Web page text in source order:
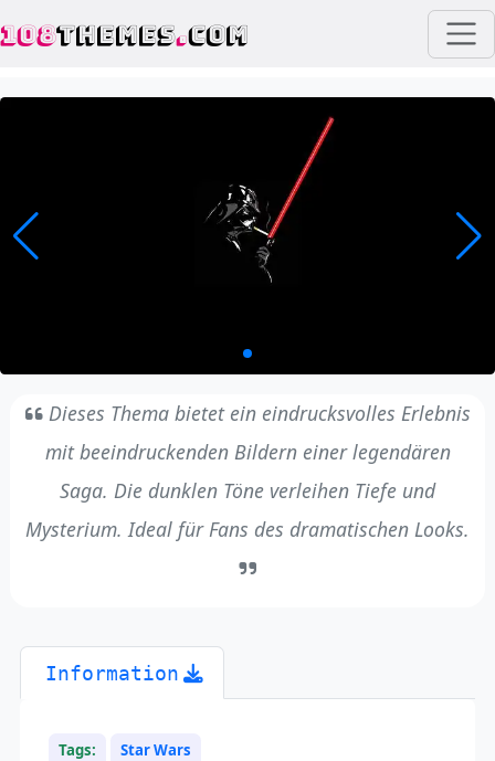
108THEMES.COM
Dieses Thema bietet ein eindrucksvolles Erlebnis
mit beeindruckenden Bildern einer legendären
Saga. Die dunklen Töne verleihen Tiefe und
Mysterium. Ideal für Fans des dramatischen Looks.
Information
Tags: Star Wars